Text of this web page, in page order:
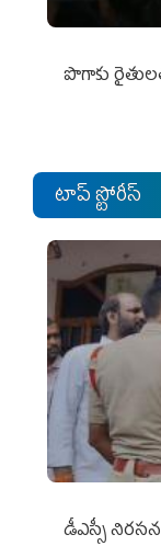
పొగాకు
టాప్ స్టోరీస్
డీఎస్సీ